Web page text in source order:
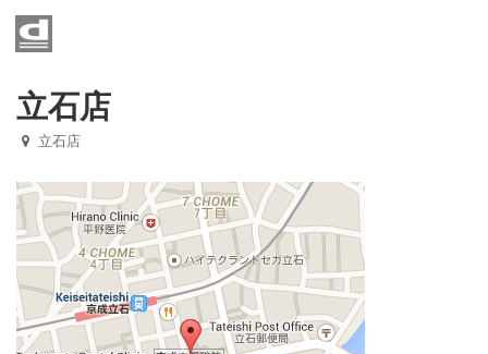
Home
メニュー
店舗一覧
お知らせ
京成八幡店
光ヶ丘店
立石店
立石店